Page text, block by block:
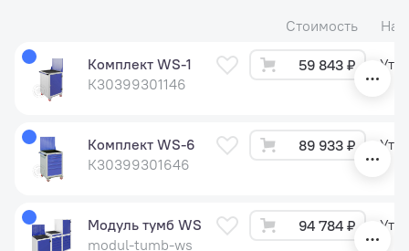
Стоимость
Комплект WS-1
К30399301146
59 843 ₽
Комплект WS-6
К30399301646
89 933 ₽
Модуль тумб WS
modul-tumb-ws
94 784 ₽